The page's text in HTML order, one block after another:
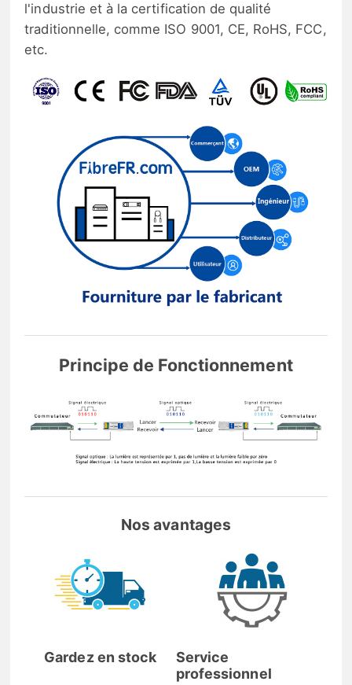
l'industrie et à la certification de qualité
traditionnelle, comme ISO 9001, CE, RoHS, FCC,
etc.
Principe de Fonctionnement
Nos avantages
Gardez en stock
Service
professionnel